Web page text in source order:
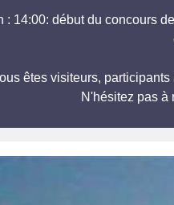
: 14:00: début du concours
êtes visiteurs,
N'hésitez pas à